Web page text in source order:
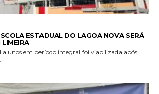
ESTADUAL DO LAGOA NOVA SERÁ
LIMEIRA
alunos em período integral foi viabilizada após